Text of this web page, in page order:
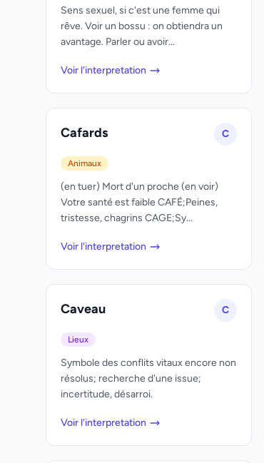
Sens sexuel, si c'est une femme qui
rêve. Voir un bossu : on obtiendra un
avantage. Parler ou avoir...
Voir l'interpretation
Cafards C
Animaux
(en tuer) Mort d'un proche (en voir)
Votre santé est faible CAFÉ;Peines,
tristesse, chagrins CAGE;Sy...
Voir l'interpretation
Caveau C
Lieux
Symbole des conflits vitaux encore non
résolus; recherche d'une issue;
incertitude, désarroi.
Voir l'interpretation